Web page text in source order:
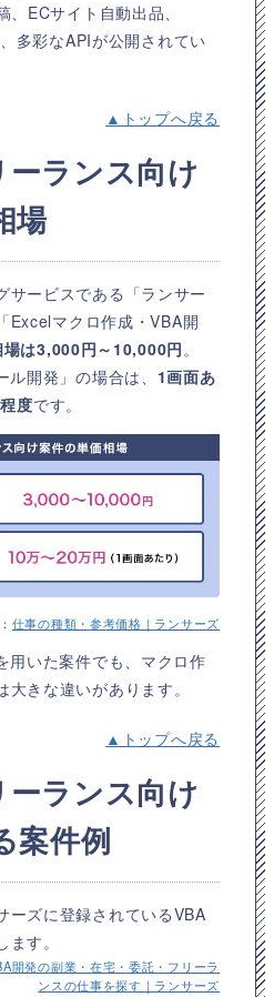
ECサイト自動出品、
多彩なAPIが公開されてい
▲トップへ戻る
ランス向け
場
サービスである「ランサー
Excelマクロ作成・VBA開
は3,000円～10,000円。
ル開発」の場合は、 1画面あ
度です。
仕事の種類・参考価格｜ランサーズ
用いた案件でも、マクロ作
きな違いがあります。
▲トップへ戻る
ランス向け
案件例
ーズに登録されているVBA
す。
開発の副業・在宅・委託・フリーラ
ンスの仕事を探す｜ランサーズ